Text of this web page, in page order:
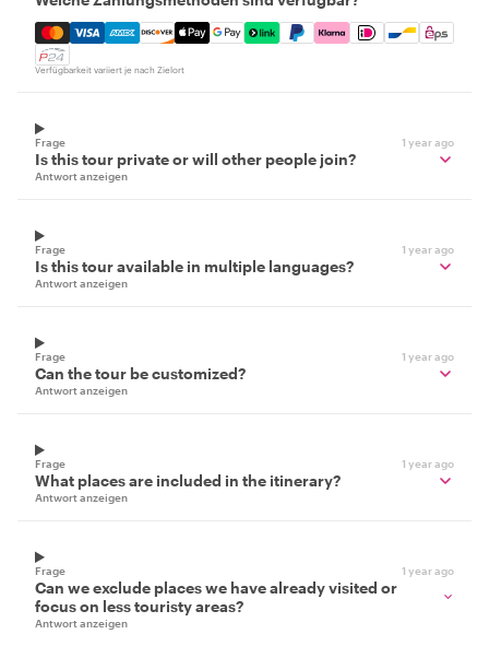
Mastercard, Visa, Amex, Discover, Apple Pay, Google
Verfügbarkeit variiert je nach Zielort
Frage 1 year ago
Is this tour private or will other people join?
Antwort anzeigen
Frage 1 year ago
Is this tour available in multiple languages?
Antwort anzeigen
Frage 1 year ago
Can the tour be customized?
Antwort anzeigen
Frage 1 year ago
What places are included in the itinerary?
Antwort anzeigen
Frage 1 year ago
Can we exclude places we have already visited or
focus on less touristy areas?
Antwort anzeigen